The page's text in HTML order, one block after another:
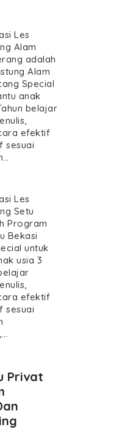
Les
Alam
adalah
Alam
Special
anak
belajar
efektif
sesuai
Les
Setu
Program
Bekasi
untuk
usia 3
efektif
sesuai
Privat